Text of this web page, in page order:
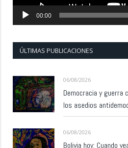
00:00
ÚLTIMAS PUBLICACIONES
06/08/2026
Democracia y guerra
los asedios
06/08/2026
Bolivia hoy: Cuando